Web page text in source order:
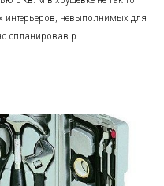
интерьеров, невыполнимых для
спланировав р...